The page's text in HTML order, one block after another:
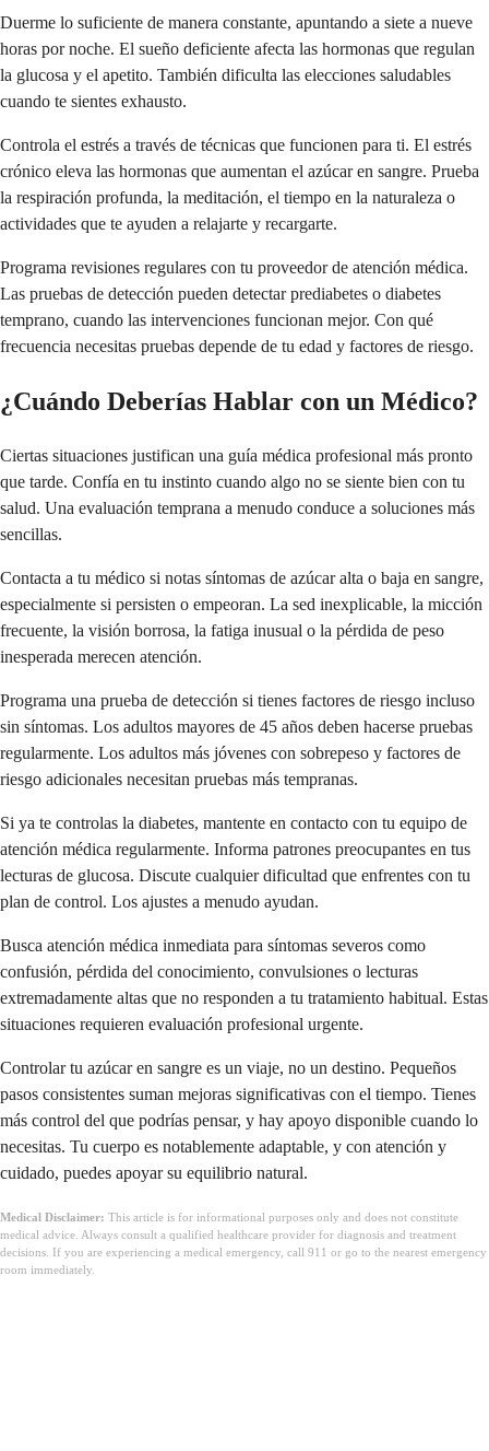
Duerme lo suficiente de manera constante, apuntando a siete a nueve
horas por noche. El sueño deficiente afecta las hormonas que regulan
la glucosa y el apetito. También dificulta las elecciones saludables
cuando te sientes exhausto.
Controla el estrés a través de técnicas que funcionen para ti. El estrés
crónico eleva las hormonas que aumentan el azúcar en sangre. Prueba
la respiración profunda, la meditación, el tiempo en la naturaleza o
actividades que te ayuden a relajarte y recargarte.
Programa revisiones regulares con tu proveedor de atención médica.
Las pruebas de detección pueden detectar prediabetes o diabetes
temprano, cuando las intervenciones funcionan mejor. Con qué
frecuencia necesitas pruebas depende de tu edad y factores de riesgo.
¿Cuándo Deberías Hablar con un Médico?
Ciertas situaciones justifican una guía médica profesional más pronto
que tarde. Confía en tu instinto cuando algo no se siente bien con tu
salud. Una evaluación temprana a menudo conduce a soluciones más
sencillas.
Contacta a tu médico si notas síntomas de azúcar alta o baja en sangre,
especialmente si persisten o empeoran. La sed inexplicable, la micción
frecuente, la visión borrosa, la fatiga inusual o la pérdida de peso
inesperada merecen atención.
Programa una prueba de detección si tienes factores de riesgo incluso
sin síntomas. Los adultos mayores de 45 años deben hacerse pruebas
regularmente. Los adultos más jóvenes con sobrepeso y factores de
riesgo adicionales necesitan pruebas más tempranas.
Si ya te controlas la diabetes, mantente en contacto con tu equipo de
atención médica regularmente. Informa patrones preocupantes en tus
lecturas de glucosa. Discute cualquier dificultad que enfrentes con tu
plan de control. Los ajustes a menudo ayudan.
Busca atención médica inmediata para síntomas severos como
confusión, pérdida del conocimiento, convulsiones o lecturas
extremadamente altas que no responden a tu tratamiento habitual. Estas
situaciones requieren evaluación profesional urgente.
Controlar tu azúcar en sangre es un viaje, no un destino. Pequeños
pasos consistentes suman mejoras significativas con el tiempo. Tienes
más control del que podrías pensar, y hay apoyo disponible cuando lo
necesitas. Tu cuerpo es notablemente adaptable, y con atención y
cuidado, puedes apoyar su equilibrio natural.
Medical Disclaimer: This article is for informational purposes only and does not constitute
medical advice. Always consult a qualified healthcare provider for diagnosis and treatment
decisions. If you are experiencing a medical emergency, call 911 or go to the nearest emergency
room immediately.